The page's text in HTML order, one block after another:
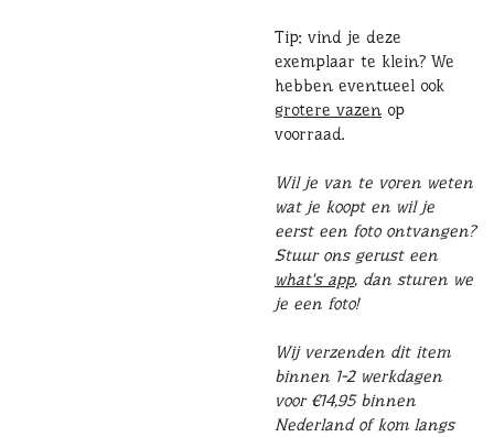
Tip: vind je deze
exemplaar te klein? We
hebben eventueel ook
grotere vazen op
voorraad.
Wil je van te voren weten
wat je koopt en wil je
eerst een foto ontvangen?
Stuur ons gerust een
what's app, dan sturen we
je een foto!
Wij verzenden dit item
binnen 1-2 werkdagen
voor €14,95 binnen
Nederland of kom langs